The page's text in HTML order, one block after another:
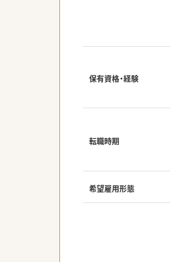
保有資格・経験
転職時期
希望雇用形態